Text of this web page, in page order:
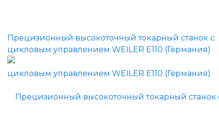
Прецизионный высокоточный токарный станок с
цикловым управлением WEILER E110 (Германия)